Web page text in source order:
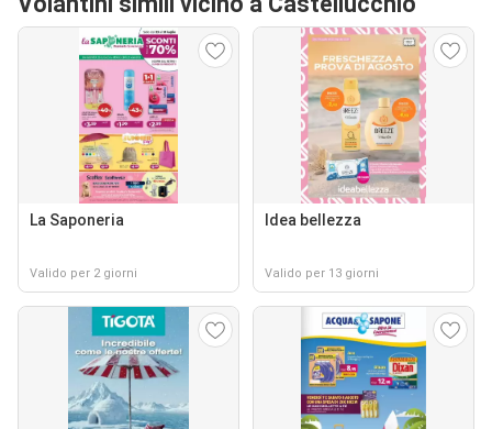
La Saponeria
Valido per 2 giorni
Idea bellezza
Valido per 13 giorni